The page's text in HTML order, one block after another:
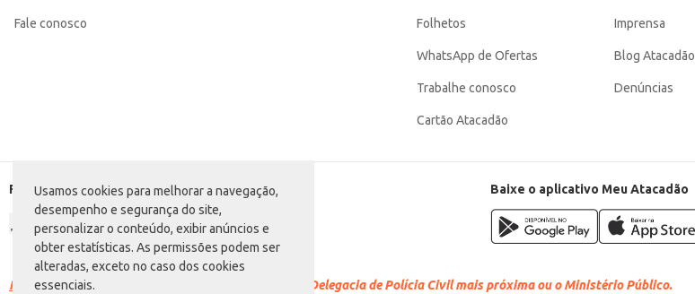
Usamos cookies para melhorar a navegação,
desempenho e segurança do site,
personalizar o conteúdo, exibir anúncios e
obter estatísticas. As permissões podem ser
alteradas, exceto no caso dos cookies
essenciais.
Fale conosco Folhetos
WhatsApp de Ofertas
Trabalhe conosco
Cartão Atacadão
Imprensa
Blog Atacadão
Denúncias
Formas de pagamento Baixe o aplicativo Meu Atacadão
Racismo é crime. Denuncie. Disque 100 ou procure a Delegacia de Polícia Civil mais próxima ou o Ministério Público.